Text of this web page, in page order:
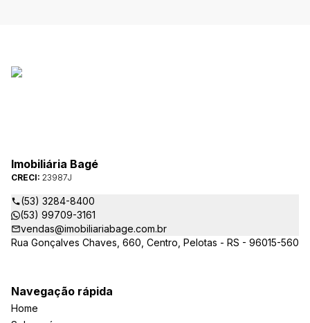
Imobiliária Bagé
CRECI: 23987J
(53) 3284-8400
(53) 99709-3161
vendas@imobiliariabage.com.br
Rua Gonçalves Chaves, 660, Centro, Pelotas - RS - 96015-560
Navegação rápida
Home